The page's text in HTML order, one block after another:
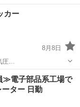
カー
8月8日
圧…
≫電子部品系工場で
ター 日勤